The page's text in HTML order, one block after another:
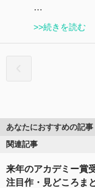
…
>>続きを読む
あなたにおすすめの記事
関連記事
来年のアカデミー賞
注目作・見どころま